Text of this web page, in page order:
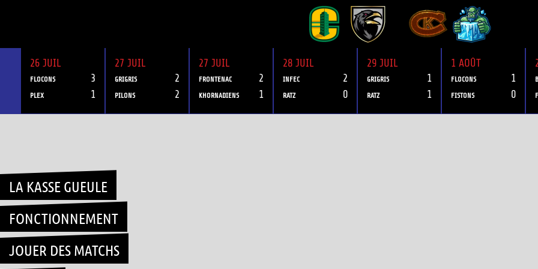
26 JUIL
FLOCONS 3
PLEX 1
27 JUIL
GRIGRIS 2
PILONS 2
27 JUIL
FRONTENAC 2
KHORNADIENS 1
28 JUIL
INFEC 2
RATZ 0
29 JUIL
GRIGRIS 1
RATZ 1
1 AOÛT
FLOCONS 1
FISTONS 0
LA KASSE GUEULE
FONCTIONNEMENT
JOUER DES MATCHS